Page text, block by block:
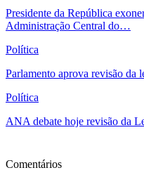
Presidente da República
Administração Central do…
Política
Parlamento aprova revisão da
Política
ANA debate hoje revisão da
Comentários